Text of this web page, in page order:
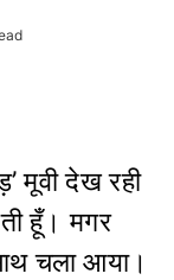
मूवी देख रही
हूँ। मगर
चला आया।